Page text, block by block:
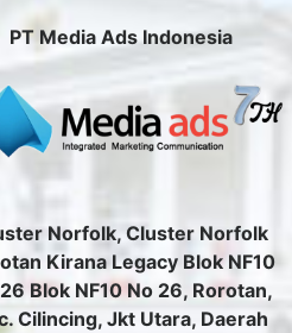
PT Media Ads Indonesia
Norfolk, Cluster Norfolk
Kirana Legacy Blok NF10
Blok NF10 No 26, Rorotan,
Cilincing, Jkt Utara, Daerah